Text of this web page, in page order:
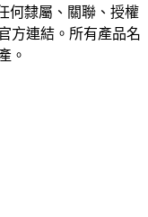
何隸屬、關聯、授權
方連結。所有產品名
。